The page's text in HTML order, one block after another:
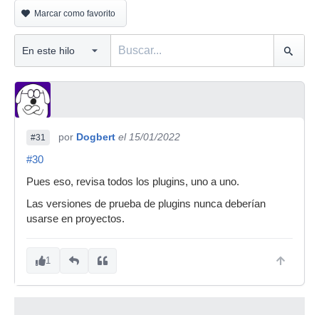
Marcar como favorito
#31 por Dogbert el 15/01/2022
#30
Pues eso, revisa todos los plugins, uno a uno.
Las versiones de prueba de plugins nunca deberían
usarse en proyectos.
1